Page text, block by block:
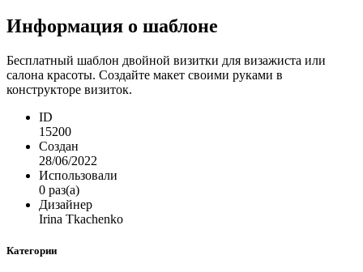
Информация о шаблоне
Бесплатный шаблон двойной визитки для визажиста или
салона красоты. Создайте макет своими руками в
конструкторе визиток.
ID
15200
Создан
28/06/2022
Использовали
0 раз(а)
Дизайнер
Irina Tkachenko
Категории